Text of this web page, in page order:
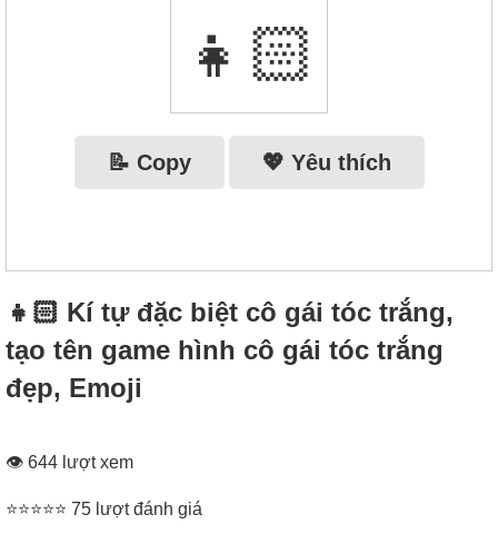
👧🏻
📝 Copy 💖 Yêu thích
👧🏻 Kí tự đặc biệt cô gái tóc trắng,
tạo tên game hình cô gái tóc trắng
đẹp, Emoji
👁 644 lượt xem
⭐⭐⭐⭐⭐ 75 lượt đánh giá